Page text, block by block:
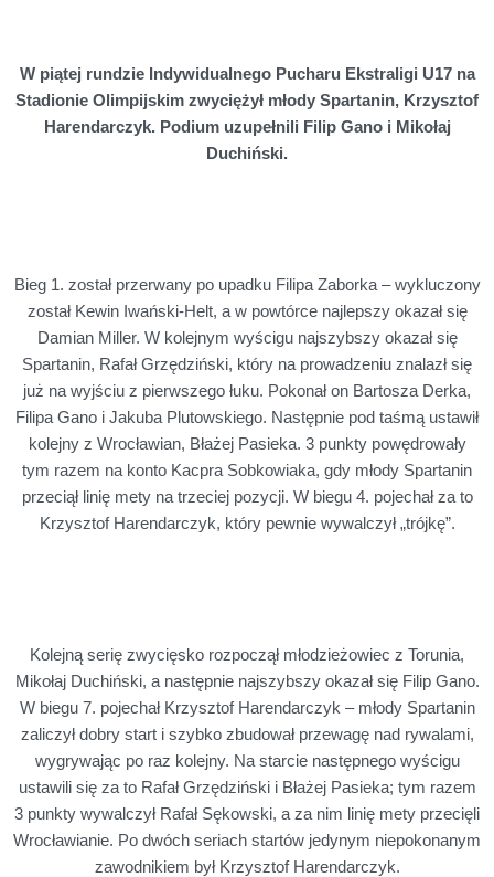
W piątej rundzie Indywidualnego Pucharu Ekstraligi U17 na
Stadionie Olimpijskim zwyciężył młody Spartanin, Krzysztof
Harendarczyk. Podium uzupełnili Filip Gano i Mikołaj
Duchiński.
Bieg 1. został przerwany po upadku Filipa Zaborka – wykluczony
został Kewin Iwański-Helt, a w powtórce najlepszy okazał się
Damian Miller. W kolejnym wyścigu najszybszy okazał się
Spartanin, Rafał Grzędziński, który na prowadzeniu znalazł się
już na wyjściu z pierwszego łuku. Pokonał on Bartosza Derka,
Filipa Gano i Jakuba Plutowskiego. Następnie pod taśmą ustawił
kolejny z Wrocławian, Błażej Pasieka. 3 punkty powędrowały
tym razem na konto Kacpra Sobkowiaka, gdy młody Spartanin
przeciął linię mety na trzeciej pozycji. W biegu 4. pojechał za to
Krzysztof Harendarczyk, który pewnie wywalczył „trójkę”.
Kolejną serię zwycięsko rozpoczął młodzieżowiec z Torunia,
Mikołaj Duchiński, a następnie najszybszy okazał się Filip Gano.
W biegu 7. pojechał Krzysztof Harendarczyk – młody Spartanin
zaliczył dobry start i szybko zbudował przewagę nad rywalami,
wygrywając po raz kolejny. Na starcie następnego wyścigu
ustawili się za to Rafał Grzędziński i Błażej Pasieka; tym razem
3 punkty wywalczył Rafał Sękowski, a za nim linię mety przecięli
Wrocławianie. Po dwóch seriach startów jedynym niepokonanym
zawodnikiem był Krzysztof Harendarczyk.